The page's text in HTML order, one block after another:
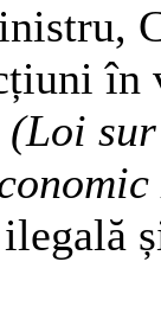
(Loi sur